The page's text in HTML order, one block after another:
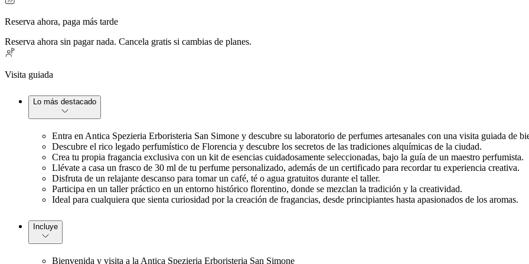
Reserva ahora, paga más tarde
Reserva ahora sin pagar nada. Cancela gratis si cambias de planes.
Visita guiada
Lo más destacado
Entra en Antica Spezieria Erboristeria San Simone y descubre su laboratorio de perfumes artesanales con una visita guiada de
Descubre el rico legado perfumístico de Florencia y descubre los secretos de las tradiciones alquímicas de la ciudad.
Crea tu propia fragancia exclusiva con un kit de esencias cuidadosamente seleccionadas, bajo la guía de un maestro perfumista.
Llévate a casa un frasco de 30 ml de tu perfume personalizado, además de un certificado para recordar tu experiencia creativa.
Disfruta de un relajante descanso para tomar un café, té o agua gratuitos durante el taller.
Participa en un taller práctico en un entorno histórico florentino, donde se mezclan la tradición y la creatividad.
Ideal para cualquiera que sienta curiosidad por la creación de fragancias, desde principiantes hasta apasionados de los aromas.
Incluye
Bienvenida y visita a la Antica Spezieria Erboristeria San Simone